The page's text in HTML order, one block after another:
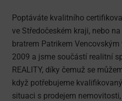
Poptáváte kvalitního
ve Středočeském kraji, nebo
bratrem Patrikem
2009 a jsme součástí realitní
REALITY, díky čemuž se
když potřebujeme
situaci s prodejem